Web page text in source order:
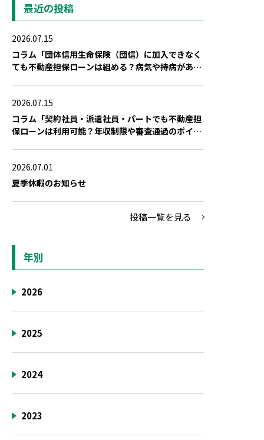
最近の投稿
2026.07.15
コラム「団体信用生命保険（団信）に加入できなく
ても不動産担保ローンは組める？病気や持病がある
2026.07.15
コラム「契約社員・派遣社員・パートでも不動産担
保ローンは利用可能？年収制限や審査通過のポイン
2026.07.01
夏季休暇のお知らせ
投稿一覧を見る
年別
2026
2025
2024
2023